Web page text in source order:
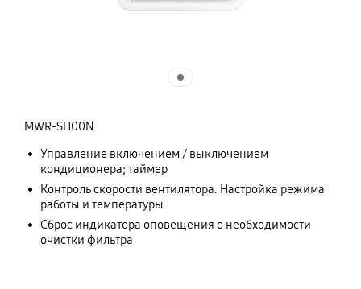
MWR-SH00N
Управление включением / выключением
кондиционера; таймер
Контроль скорости вентилятора. Настройка режима
работы и температуры
Сброс индикатора оповещения о необходимости
очистки фильтра